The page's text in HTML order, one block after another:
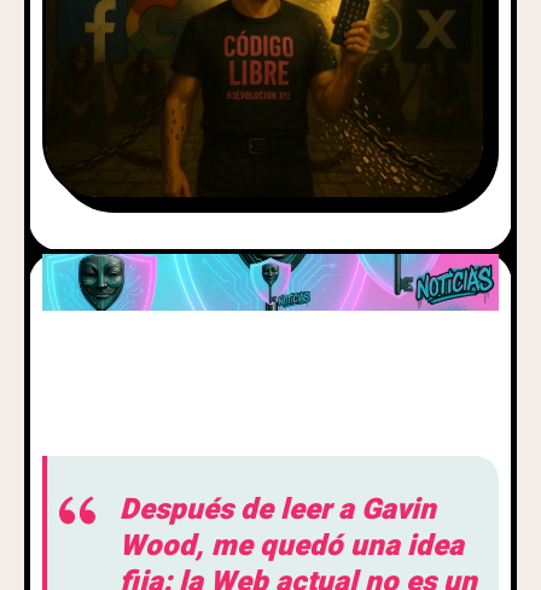
Después de leer a Gavin
Wood, me quedó una idea